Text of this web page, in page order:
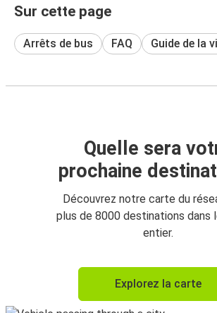
Sur cette page
Arrêts de bus FAQ Guide de la
Quelle sera
prochaine
Découvrez notre carte du
plus de 8000 destinations dans
entier.
Explorez la carte